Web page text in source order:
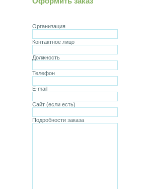
Организация
Контактное лицо
Должность
Телефон
E-mail
Сайт (если есть)
Подробности заказа